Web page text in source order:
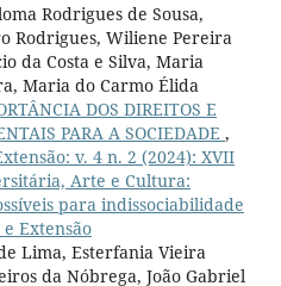
Rodrigues de Sousa,
Rodrigues, Wiliene Pereira
da Costa e Silva, Maria
Maria do Carmo Élida
DOS DIREITOS E
PARA A SOCIEDADE ,
v. 4 n. 2 (2024): XVII
Arte e Cultura:
para indissociabilidade
Extensão
Lima, Esterfania Vieira
da Nóbrega, João Gabriel